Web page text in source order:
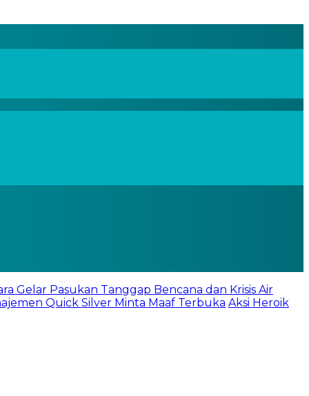
Gelar Pasukan Tanggap Bencana dan Krisis Air
Quick Silver Minta Maaf Terbuka Aksi Heroik